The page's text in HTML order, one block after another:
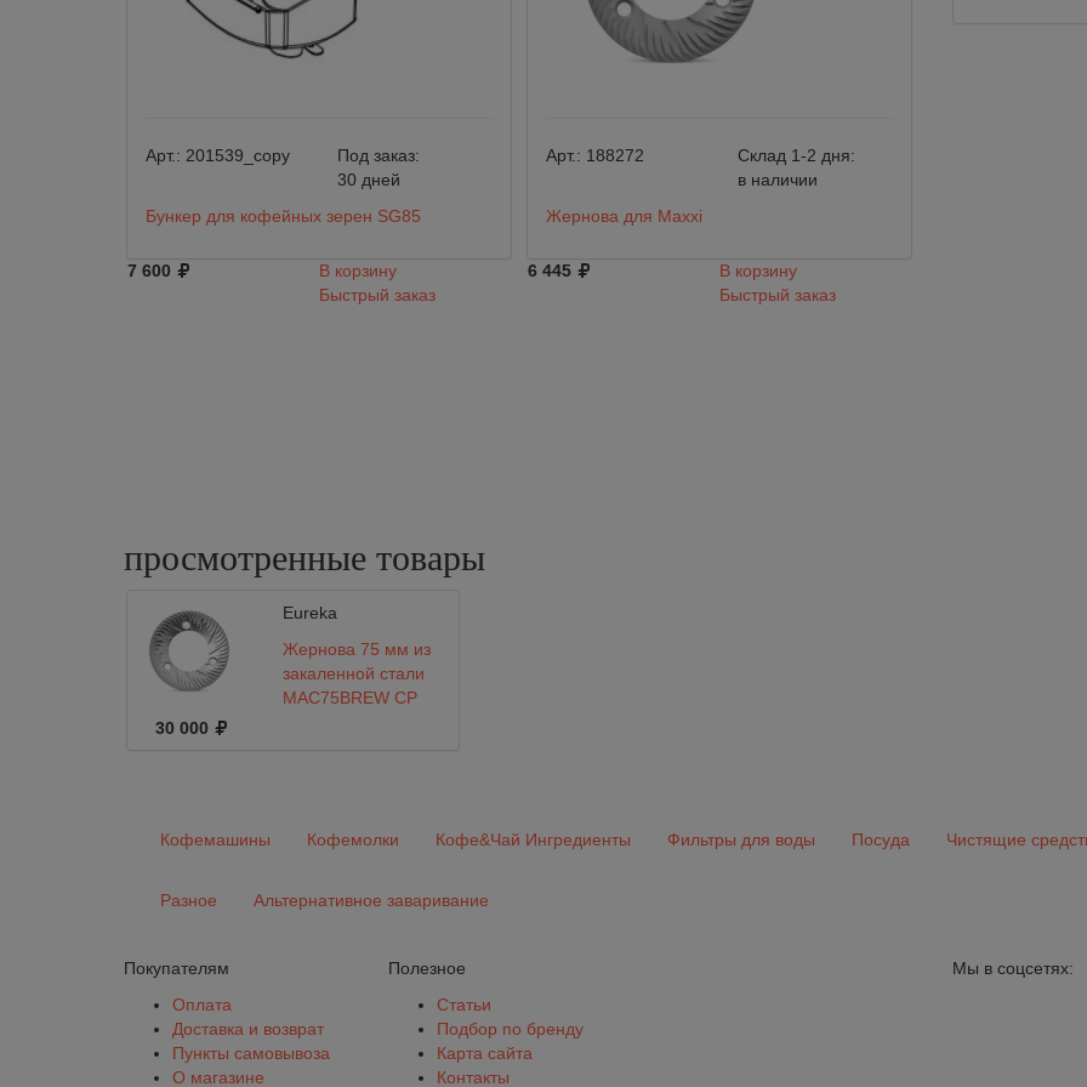
Арт.: 201539_copy
Под заказ:
30 дней
Бункер для кофейных зерен SG85
7 600
В корзину
Быстрый заказ
Арт.: 188272
Склад 1-2 дня:
в наличии
Жернова для Maxxi
6 445
В корзину
Быстрый заказ
просмотренные товары
Eureka
Жернова 75 мм из
закаленной стали
MAC75BREW CP
30 000
Кофемашины Кофемолки Кофе&Чай Ингредиенты Фильтры для воды Посуда Чистящие
Разное Альтернативное заваривание
Покупателям
Оплата
Доставка и возврат
Пункты самовывоза
О магазине
Полезное
Статьи
Подбор по бренду
Карта сайта
Контакты
Мы в соцсетях: